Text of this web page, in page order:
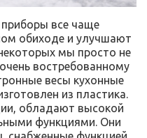
все чаще
обиходе и улучшают
мы просто не
востребованному
весы кухонные
из пластика.
обладают высокой
функциями. Они